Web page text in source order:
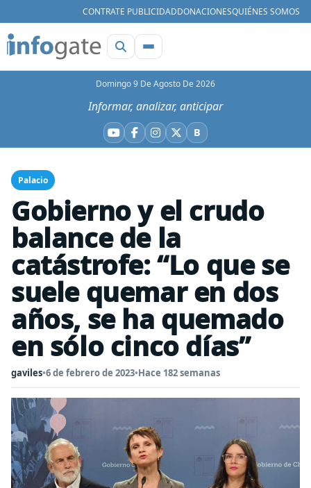
CONTRATE PUBLICIDADDONACIONESQUIÉNES SOMOS
Domingo 9 De Agosto De 2026
Informar, analizar, anticipar
YouTube
Facebook
Instagram
X BBluesky
Palacio
Gobierno y el crudo
balance de la
catástrofe: “Lo que se
suele quemar en dos
años, se ha quemado
en sólo cinco días”
gaviles•6 de febrero de 2023•Hace 182 semanas